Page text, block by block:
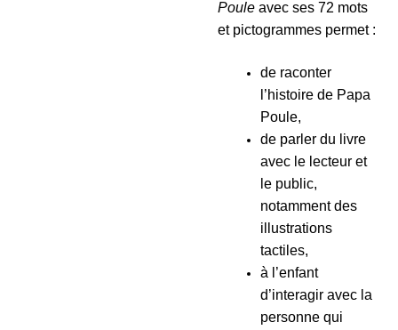
Pouleavec ses 72 mots
et pictogrammes permet :
de raconter
l’histoire de Papa
Poule,
de parler du livre
avec le lecteur et
le public,
notamment des
illustrations
tactiles,
à l’enfant
d’interagir avec la
personne qui